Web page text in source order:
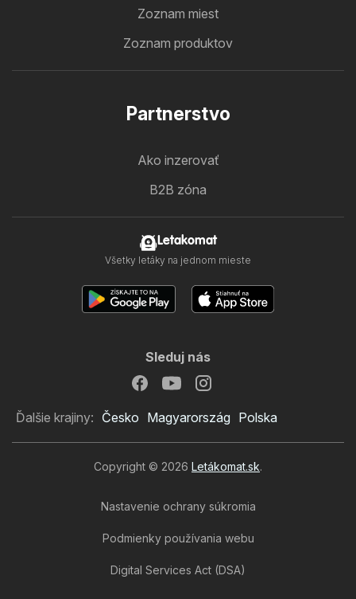
Zoznam miest
Zoznam produktov
Partnerstvo
Ako inzerovať
B2B zóna
Letakomat
Všetky letáky na jednom mieste
Sleduj nás
Ďalšie krajiny: Česko Magyarország Polska
Copyright © 2026 Letákomat.sk.
Nastavenie ochrany súkromia
Podmienky používania webu
Digital Services Act (DSA)